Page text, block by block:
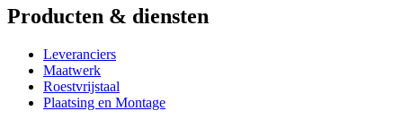
Producten & diensten
Leveranciers
Maatwerk
Roestvrijstaal
Plaatsing en Montage